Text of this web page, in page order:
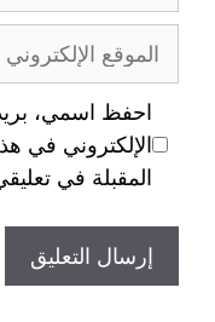
احفظ اسمي،
الإلكتروني في
المقبلة في